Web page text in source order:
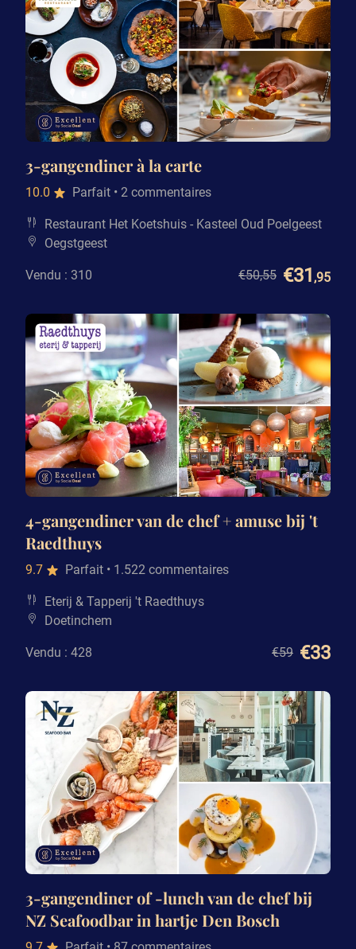
3-gangendiner à la carte
10.0 Parfait • 2 commentaires
Restaurant Het Koetshuis - Kasteel Oud Poelgeest
Oegstgeest
Vendu : 310 €50,55 €31 ,95
4-gangendiner van de chef + amuse bij 't
Raedthuys
9.7 Parfait • 1.522 commentaires
Eterij & Tapperij 't Raedthuys
Doetinchem
Vendu : 428 €59 €33
3-gangendiner of -lunch van de chef bij
NZ Seafoodbar in hartje Den Bosch